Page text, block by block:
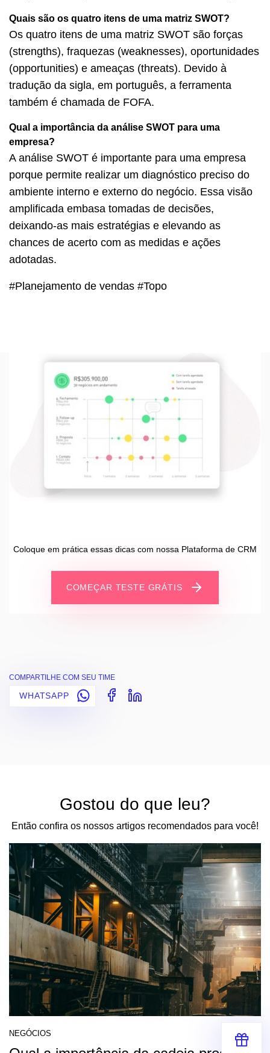
Quais são os quatro itens de uma matriz SWOT?
Os quatro itens de uma matriz SWOT são forças
(strengths), fraquezas (weaknesses), oportunidades
(opportunities) e ameaças (threats). Devido à
tradução da sigla, em português, a ferramenta
também é chamada de FOFA.
Qual a importância da análise SWOT para uma
empresa?
A análise SWOT é importante para uma empresa
porque permite realizar um diagnóstico preciso do
ambiente interno e externo do negócio. Essa visão
amplificada embasa tomadas de decisões,
deixando-as mais estratégias e elevando as
chances de acerto com as medidas e ações
adotadas.
#Planejamento de vendas #Topo
Coloque em prática essas dicas com nossa Plataforma de CRM
COMEÇAR TESTE GRÁTIS
COMPARTILHE COM SEU TIME
WHATSAPP
Gostou do que leu?
Então confira os nossos artigos recomendados para você!
NEGÓCIOS